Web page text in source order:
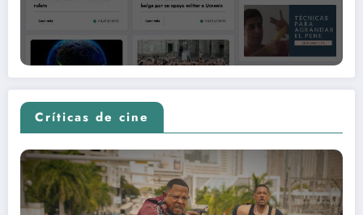
Críticas de cine